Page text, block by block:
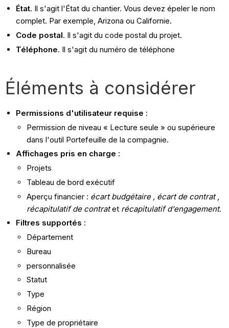
État. Il s'agit l'État du chantier. Vous devez épeler le nom
complet. Par exemple, Arizona ou Californie.
Code postal. Il s'agit du code postal du projet.
Téléphone. Il s'agit du numéro de téléphone
Éléments à considérer
Permissions d'utilisateur requise :
Permission de niveau « Lecture seule » ou supérieure
dans l'outil Portefeuille de la compagnie.
Affichages pris en charge :
Projets
Tableau de bord exécutif
Aperçu financier : écart budgétaire , écart de contrat,
récapitulatif de contratet récapitulatif d'engagement.
Filtres supportés :
Département
Bureau
personnalisée
Statut
Type
Région
Type de propriétaire